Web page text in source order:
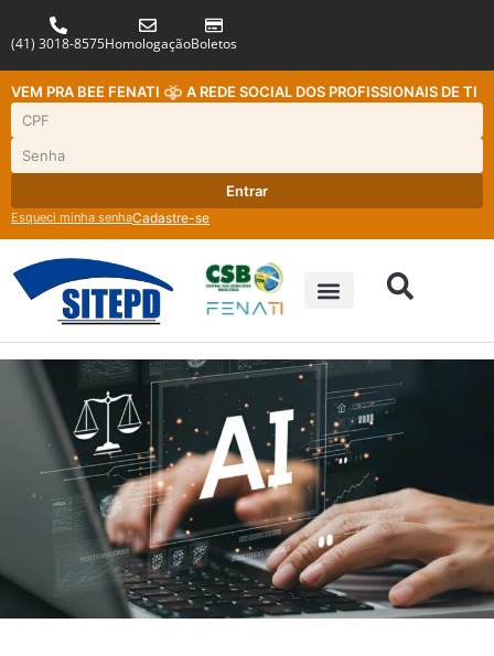
(41) 3018-8575HomologaçãoBoletos
VEM PRA BEE FENATI A REDE SOCIAL DOS PROFISSIONAIS DE TI
Entrar
Esqueci minha senhaCadastre-se